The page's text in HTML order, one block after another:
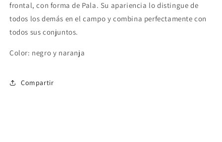
frontal, con forma de Pala. Su apariencia lo distingue de
todos los demás en el campo y combina perfectamente con
todos sus conjuntos.
Color: negro y naranja
Compartir